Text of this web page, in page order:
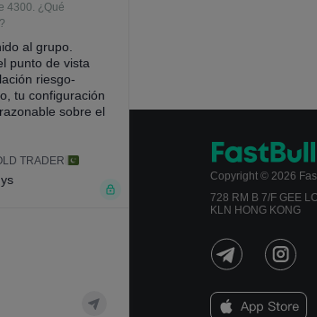
Copyright © 2026
728 RM B 7/F GEE
KLN HONG KONG